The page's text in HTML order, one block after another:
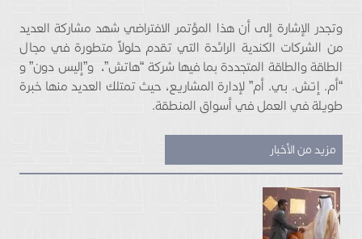
وتجدر الإشارة إلى أن هذا المؤتمر الافتراضي شهد مشاركة العديد
من الشركات الكندية الرائدة التي تقدم حلولاً متطورة في مجال
الطاقة والطاقة المتجددة بما فيها شركة “هاتش”، و”إليس دون” و
“أم. إتش. بي. أم” لإدارة المشاريع، حيث تمتلك العديد منها خبرة
طويلة في العمل في أسواق المنطقة.
مزيد من الأخبار